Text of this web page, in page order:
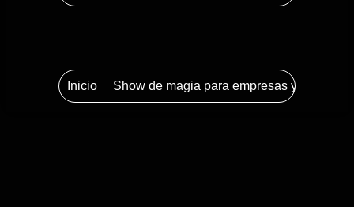
Inicio Show de magia para empresas y eventos